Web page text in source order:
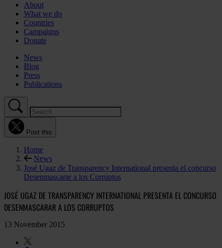
About
What we do
Countries
Campaigns
Donate
News
Blog
Press
Publications
Post this
Home
News
José Ugaz de Transparency International presenta el concurso
Desenmascarar a los Corruptos
JOSÉ UGAZ DE TRANSPARENCY INTERNATIONAL PRESENTA EL CONCURSO
DESENMASCARAR A LOS CORRUPTOS
13 November 2015